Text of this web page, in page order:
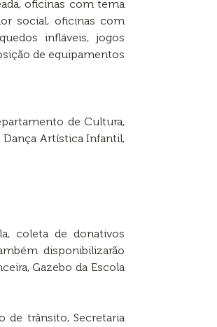
oficinas com tema
social, oficinas com
infláveis, jogos
de equipamentos
de Cultura,
Dança Artística Infantil,
coleta de donativos
disponibilizarão
Gazebo da Escola
de trânsito, Secretaria